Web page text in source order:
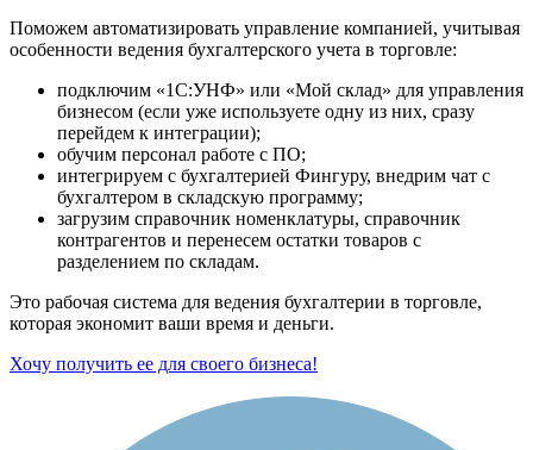
Поможем автоматизировать управление компанией, учитывая
особенности ведения бухгалтерского учета в торговле:
подключим «1С:УНФ» или «Мой склад» для управления
бизнесом (если уже используете одну из них, сразу
перейдем к интеграции);
обучим персонал работе с ПО;
интегрируем с бухгалтерией Фингуру, внедрим чат с
бухгалтером в складскую программу;
загрузим справочник номенклатуры, справочник
контрагентов и перенесем остатки товаров с
разделением по складам.
Это рабочая система для ведения бухгалтерии в торговле,
которая экономит ваши время и деньги.
Хочу получить ее для своего бизнеса!